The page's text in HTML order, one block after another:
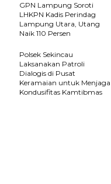
GPN Lampung Soroti
LHKPN Kadis Perindag
Lampung Utara, Utang
Naik 110 Persen
Polsek Sekincau
Laksanakan Patroli
Dialogis di Pusat
Keramaian untuk Menjaga
Kondusifitas Kamtibmas